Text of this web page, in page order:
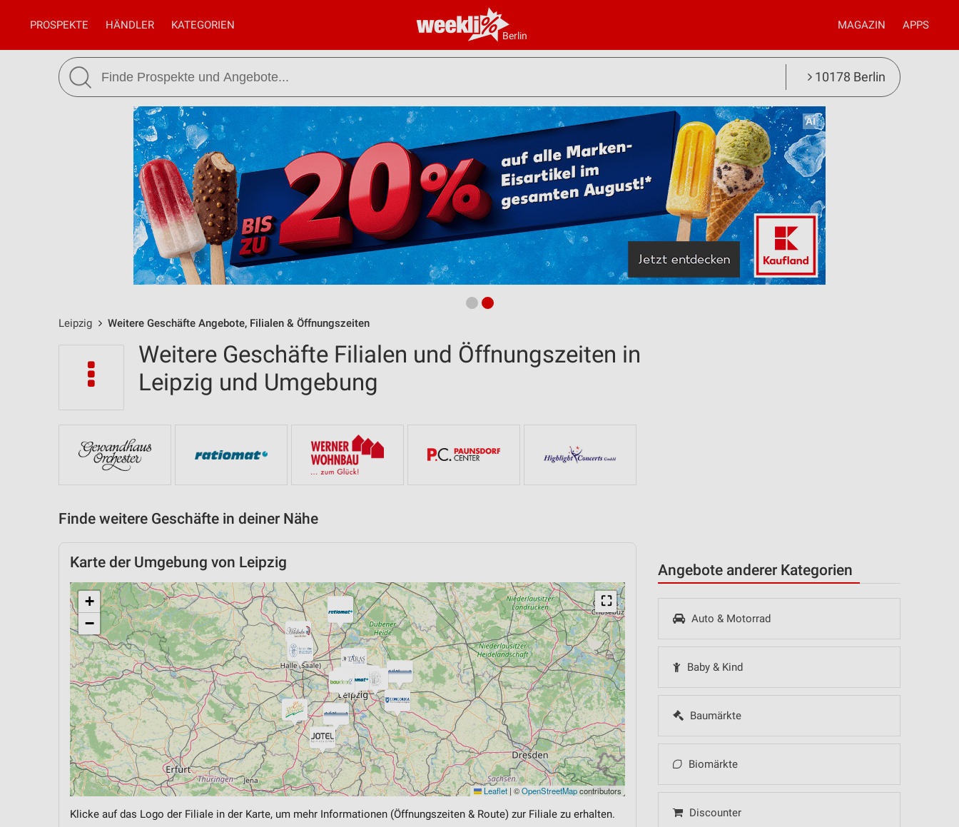
Berlin
PROSPEKTE HÄNDLER KATEGORIEN MAGAZIN APPS
10178 Berlin
Leipzig Weitere Geschäfte Angebote, Filialen & Öffnungszeiten
Angebote anderer Kategorien
Auto & Motorrad
Baby & Kind
Baumärkte
Biomärkte
Discounter
Weitere Geschäfte Filialen und Öffnungszeiten in
Leipzig und Umgebung
Finde weitere Geschäfte in deiner Nähe
Karte der Umgebung von Leipzig
⛶
+
−
Leaflet | ©OpenStreetMapcontributors
Klicke auf das Logo der Filiale in der Karte, um mehr Informationen (Öffnungszeiten & Route) zur Filiale zu erhalten.